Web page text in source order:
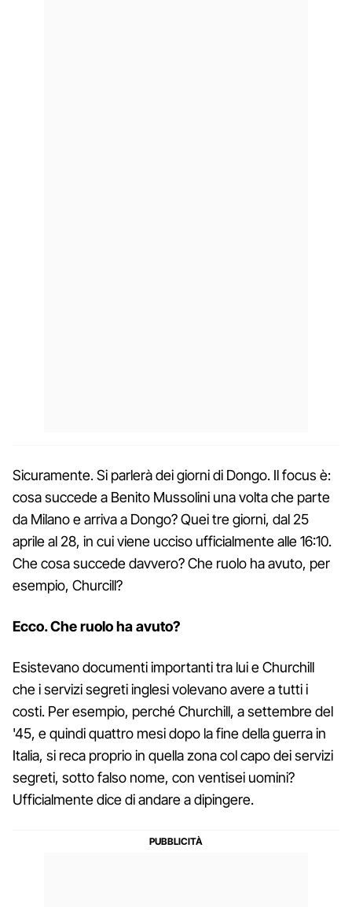
Sicuramente. Si parlerà dei giorni di Dongo. Il focus è:
cosa succede a Benito Mussolini una volta che parte
da Milano e arriva a Dongo? Quei tre giorni, dal 25
aprile al 28, in cui viene ucciso ufficialmente alle 16:10.
Che cosa succede davvero? Che ruolo ha avuto, per
esempio, Churcill?
Ecco. Che ruolo ha avuto?
Esistevano documenti importanti tra lui e Churchill
che i servizi segreti inglesi volevano avere a tutti i
costi. Per esempio, perché Churchill, a settembre del
'45, e quindi quattro mesi dopo la fine della guerra in
Italia, si reca proprio in quella zona col capo dei servizi
segreti, sotto falso nome, con ventisei uomini?
Ufficialmente dice di andare a dipingere.